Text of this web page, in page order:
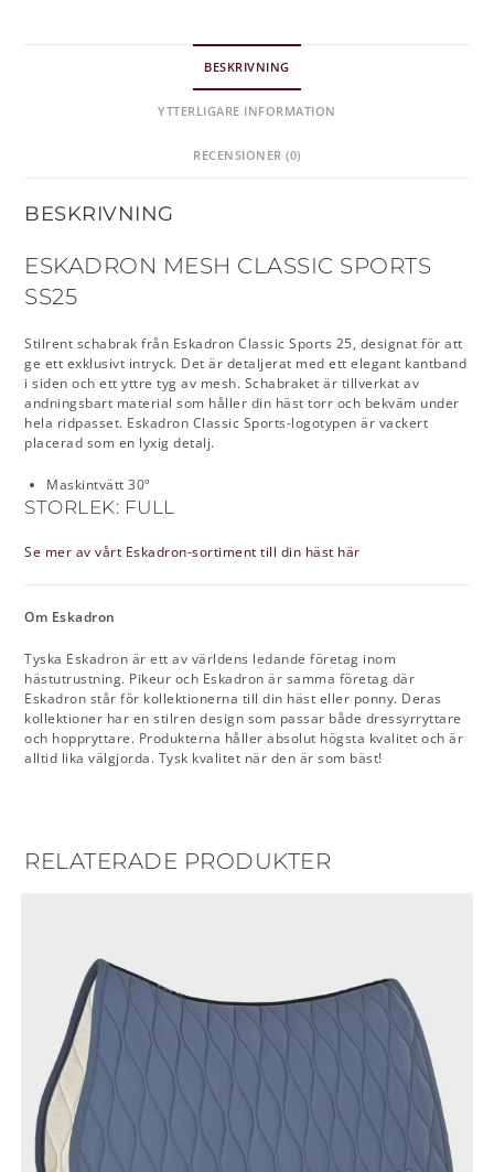
BESKRIVNING
YTTERLIGARE INFORMATION
RECENSIONER (0)
BESKRIVNING
ESKADRON MESH CLASSIC SPORTS
SS25
Stilrent schabrak från Eskadron Classic Sports 25, designat för att
ge ett exklusivt intryck. Det är detaljerat med ett elegant kantband
i siden och ett yttre tyg av mesh. Schabraket är tillverkat av
andningsbart material som håller din häst torr och bekväm under
hela ridpasset. Eskadron Classic Sports-logotypen är vackert
placerad som en lyxig detalj.
Maskintvätt 30º
STORLEK: FULL
Se mer av vårt Eskadron-sortiment till din häst här
Om Eskadron
Tyska Eskadron är ett av världens ledande företag inom
hästutrustning. Pikeur och Eskadron är samma företag där
Eskadron står för kollektionerna till din häst eller ponny. Deras
kollektioner har en stilren design som passar både dressyrryttare
och hoppryttare. Produkterna håller absolut högsta kvalitet och är
alltid lika välgjorda. Tysk kvalitet när den är som bäst!
RELATERADE PRODUKTER